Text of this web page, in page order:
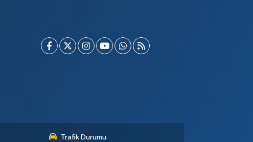
Trafik Durumu